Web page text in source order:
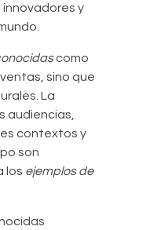
innovadores y
como
sino que
La
audiencias,
contextos y
son
los ejemplos de